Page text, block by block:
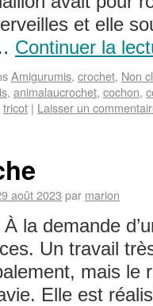
et elle
Continuer la
Amigurumis, crochet, Non
, animalaucrochet, cochon,
tricot | Laisser un
août 2023 par marion
la demande
Un travail
mais le
Elle est